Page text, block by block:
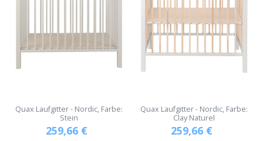
Quax Laufgitter - Nordic, Farbe:
Stein
259,66 €
Quax Laufgitter - Nordic, Farbe:
Clay Naturel
259,66 €